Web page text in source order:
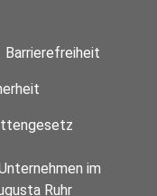
Barrierefreiheit
im
Ruhr